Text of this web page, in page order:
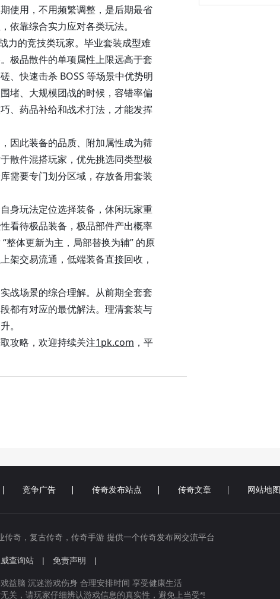
使用，不用频繁调整，是后期最省
依靠综合实力应对各类玩法。
力的竞技类玩家。毕业套装成型难
极品散件的单项属性上限远高于套
、快速击杀 BOSS 等场景中优势明
堵、大规模团战的时候，容错率偏
、药品补给和战术打法，才能发挥
此装备的品质、附加属性成为筛
散件混搭玩家，优先挑选同类型极
需要专门划分区域，存放备用套装
玩法定位选择装备，休闲玩家重
看待极品装备，极品部件产出概率
体更新为主，局部替换为辅” 的原
架交易流通，低端装备直接回收，
场景的综合理解。从前期全套套
都有对应的最优解法。理清套装与
。
攻略，欢迎持续关注1pk.com ，平
竞争广告 传奇发布站点 传奇文章 网站地图
传奇，复古传奇，传奇手游 提供一个传奇发布网交流平台
查询站 | 免责声明 |
益脑 沉迷游戏伤身 合理安排时间 享受健康生活
关，请玩家仔细辨认游戏信息的真实性，避免上当受*!